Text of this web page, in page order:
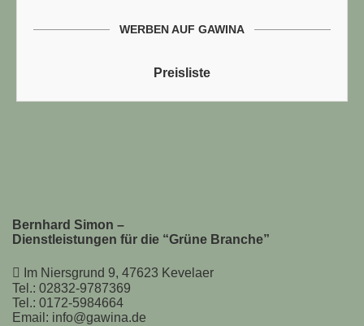
WERBEN AUF GAWINA
Preisliste
Bernhard Simon –
Dienstleistungen für die “Grüne Branche”
Im Niersgrund 9, 47623 Kevelaer
Tel.: 02832-9787369
Tel.: 0172-5984664
Email: info@gawina.de